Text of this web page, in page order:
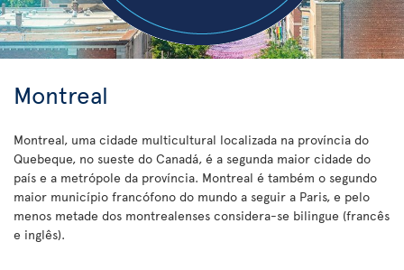
Montreal
Montreal, uma cidade multicultural localizada na província do
Quebeque, no sueste do Canadá, é a segunda maior cidade do
país e a metrópole da província. Montreal é também o segundo
maior município francófono do mundo a seguir a Paris, e pelo
menos metade dos montrealenses considera-se bilingue (francês
e inglês).